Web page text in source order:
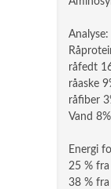
Analyse:
råfedt
råaske
råfiber
Vand 8%
Energi
25 %
38 %